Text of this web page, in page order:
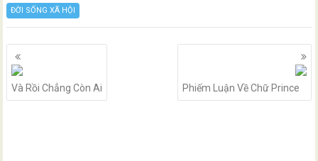
ĐỜI SỐNG XÃ HỘI
Posts
navigation
Và Rồi Chẳng Còn Ai Phiếm Luận Về Chữ Prince